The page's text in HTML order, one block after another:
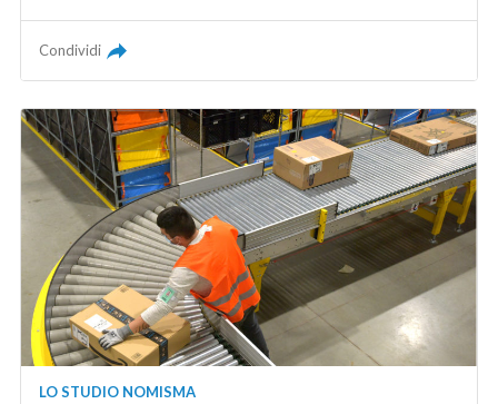
Condividi
LO STUDIO NOMISMA